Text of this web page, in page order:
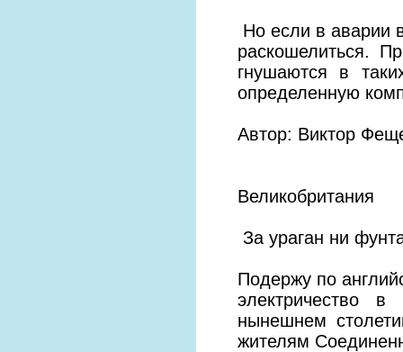
Но если в аварии
раскошелиться.
гнушаются в
определенную
Автор: Виктор
Великобритания
За ураган ни
Подержу по
электричество
нынешнем
жителям